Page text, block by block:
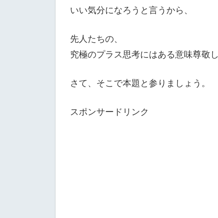
いい気分になろうと言うから、
先人たちの、
究極のプラス思考にはある意味尊敬
さて、そこで本題と参りましょう。
スポンサードリンク